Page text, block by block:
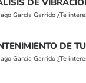
DE
García Garrido ¿Te
DE
García Garrido ¿Te